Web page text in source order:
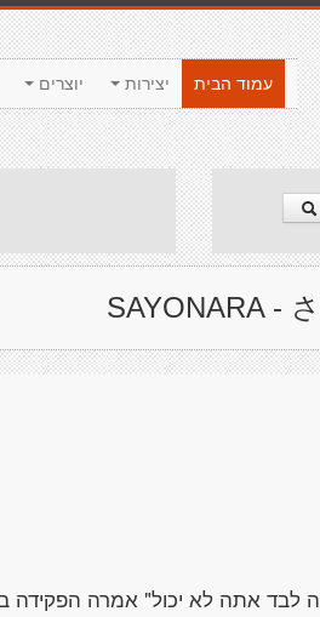
יוצרים יצירות
עמוד הבית
SAYONARA -
לבד אתה לא יכול" אמרה